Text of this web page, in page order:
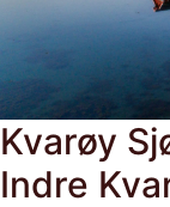
Kvarøy
Indre